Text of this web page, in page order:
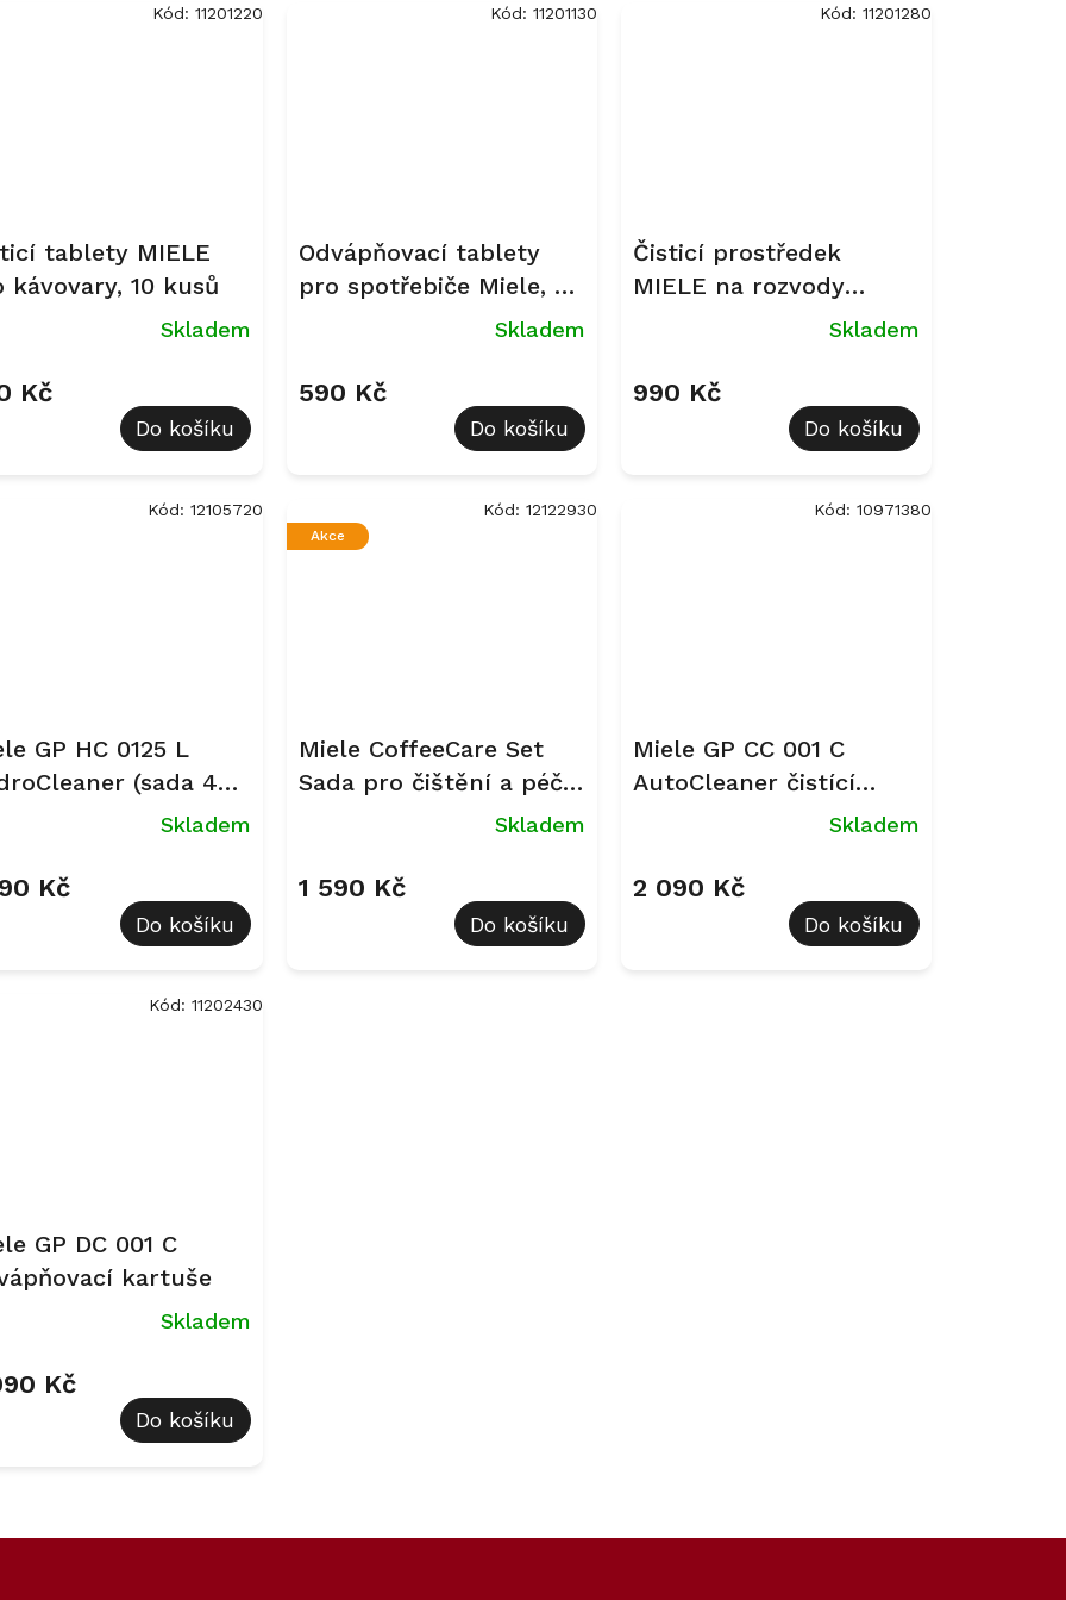
tablety MIELE
kávovary, 10 kusů
Skladem
Kč
Do košíku
Kód: 11201220
Odvápňovací tablety
pro spotřebiče Miele, 6
Skladem
590 Kč
Do košíku
Kód: 11201130
Čisticí prostředek
MIELE na rozvody
Skladem
990 Kč
Do košíku
Kód: 11201280
GP HC 0125 L
(sada 4
DGC
Skladem
Kč
Do košíku
Kód: 12105720
Akce
Miele CoffeeCare Set
Sada pro čištění a péči
Skladem
1 590 Kč
Do košíku
Kód: 12122930
Miele GP CC 001 C
AutoCleaner čistící
Skladem
2 090 Kč
Do košíku
Kód: 10971380
GP DC 001 C
kartuše
Skladem
Kč
Do košíku
Kód: 11202430
v